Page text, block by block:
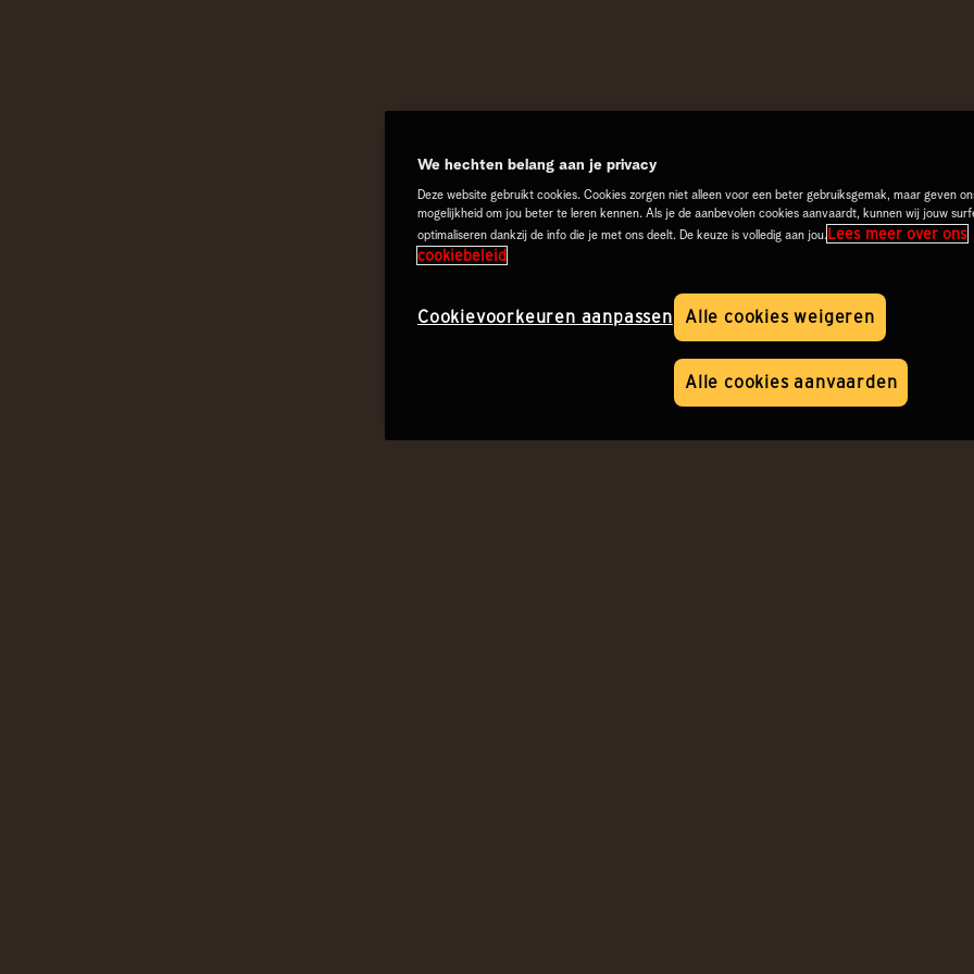
We hechten belang aan je privacy
Deze website gebruikt cookies. Cookies zorgen niet alleen voor een beter gebruiksgemak, maar geven
mogelijkheid om jou beter te leren kennen. Als je de aanbevolen cookies aanvaardt, kunnen wij jouw
optimaliseren dankzij de info die je met ons deelt. De keuze is volledig aan jou.Lees meer over ons
cookiebeleid
Alle cookies weigeren
Alle cookies aanvaarden
Cookievoorkeuren aanpassen